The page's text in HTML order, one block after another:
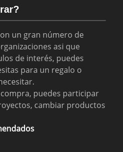
un gran número de
asi que
de interés, puedes
para un regalo o
puedes participar
cambiar productos